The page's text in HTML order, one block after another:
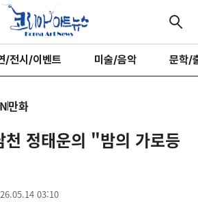
/전시/이벤트 미술/음악 문학/
만화
정태운의 "밤의 가로등
03:10